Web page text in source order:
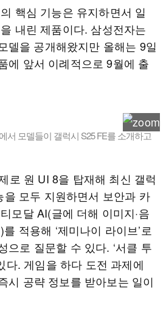
핵심 기능은 유지하면서 일
내린 제품이다. 삼성전자는
델을 공개해왔지만 올해는 9일
에 앞서 이례적으로 9월에 출
에서 모델들이 갤럭시 S25 FE를 소개하고
로 원 UI 8을 탑재해 최신 갤럭
모두 지원하면서 보안과 카
모달 AI(글에 더해 이미지·음
적용해 ‘제미나이 라이브’로
으로 질문할 수 있다. ‘서클 투
다. 게임을 하다 도전 과제에
시 공략 정보를 받아보는 일이